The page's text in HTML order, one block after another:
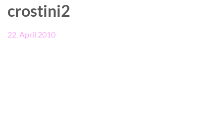
crostini2
22. April 2010